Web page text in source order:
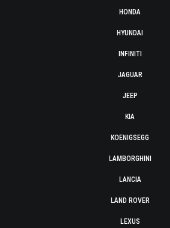
HONDA
HYUNDAI
INFINITI
JAGUAR
JEEP
KIA
KOENIGSEGG
LAMBORGHINI
LANCIA
LAND ROVER
LEXUS